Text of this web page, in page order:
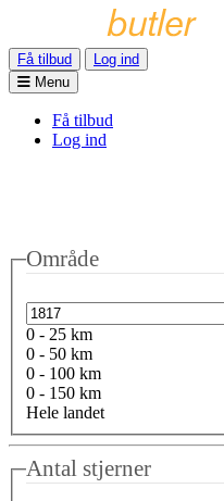
Få tilbud
Log ind
Menu
Få tilbud
Log ind
Område
0 - 25 km
0 - 50 km
0 - 100 km
0 - 150 km
Hele landet
Antal stjerner